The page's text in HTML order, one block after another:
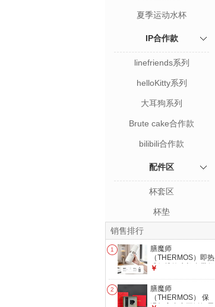
夏季运动水杯
IP合作款
linefriends系列
helloKitty系列
大耳狗系列
Brute cake合作款
bilibili合作款
配件区
杯套区
杯垫
销售排行
1
膳魔师
（THERMOS）即热
式便携饮水机自带保
安装折叠便携电热水
壶智能触控式速热新
款EHA-1102A-W
￥
2
膳魔师
（THERMOS） 保